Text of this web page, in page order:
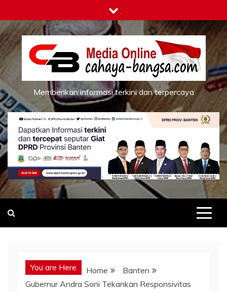
to
content
Memberikan informasi terkini dan terpercaya
You are Here Home
Banten
Gubernur Andra Soni Tekankan Responsivitas